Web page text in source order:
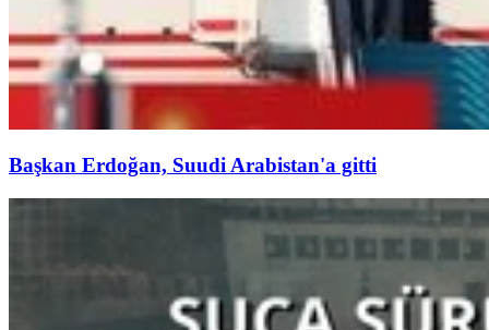
Başkan Erdoğan, Suudi Arabistan'a gitti